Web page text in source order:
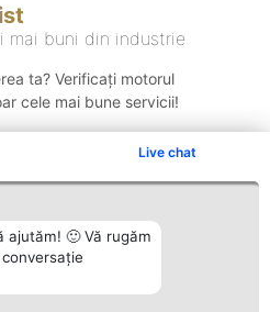
Live chat
ajutăm! 🙂 Vă rugăm
mai buni din industrie
ta? Verificați motorul
cele mai bune servicii!